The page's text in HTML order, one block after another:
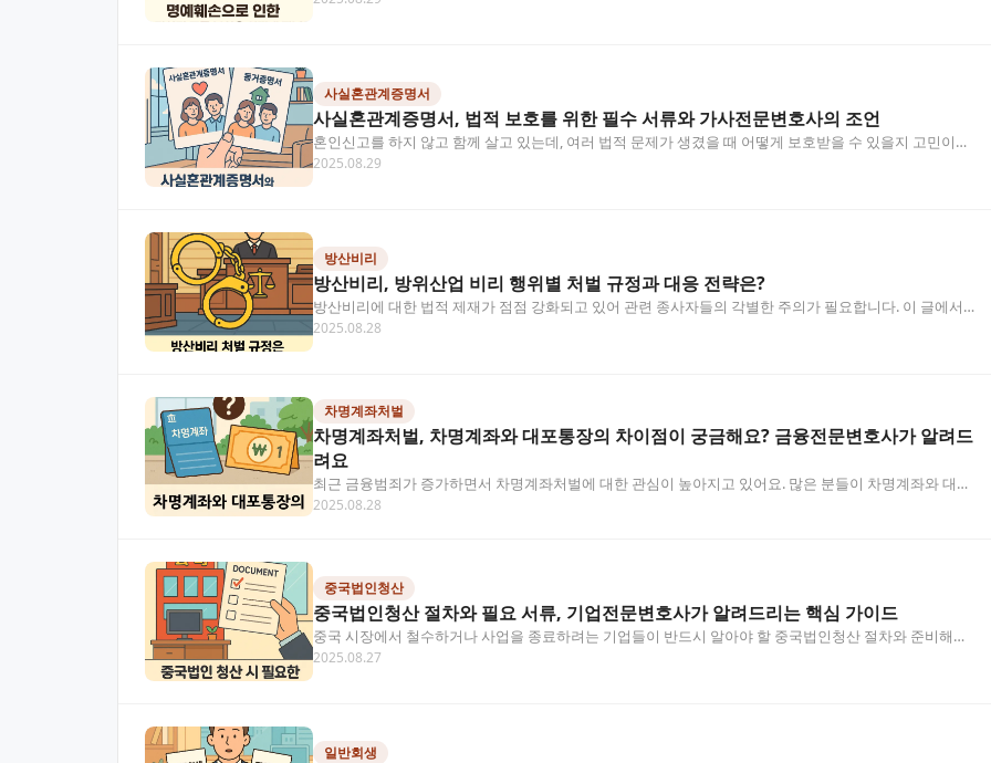
사실혼관계증명서
사실혼관계증명서, 법적 보호를 위한 필수 서류와 가사전문변호사의 조언
혼인신고를 하지 않고 함께 살고 있는데, 여러 법적 문제가 생겼을 때 어떻게 보호받을 수 있을지 고민이신
가요? 사실혼 관계에서는 사실혼관계증명서가 중요한 역할을 합니다. 이 글에서…
2025.08.29
방산비리
방산비리, 방위산업 비리 행위별 처벌 규정과 대응 전략은?
방산비리에 대한 법적 제재가 점점 강화되고 있어 관련 종사자들의 각별한 주의가 필요합니다. 이 글에서
는 방산비리의 유형과 처벌 규정, 그리고 군사재판변호사의 도움을 통한 효과적인…
2025.08.28
차명계좌처벌
차명계좌처벌, 차명계좌와 대포통장의 차이점이 궁금해요? 금융전문변호사가 알려드
려요
최근 금융범죄가 증가하면서 차명계좌처벌에 대한 관심이 높아지고 있어요. 많은 분들이 차명계좌와 대포
통장의 차이점을 정확히 구분하지 못하고 있는데, 이 두 가지는 처벌 수위와 법적…
2025.08.28
중국법인청산
중국법인청산 절차와 필요 서류, 기업전문변호사가 알려드리는 핵심 가이드
중국 시장에서 철수하거나 사업을 종료하려는 기업들이 반드시 알아야 할 중국법인청산 절차와 준비해야
할 서류들에 대해 알아봅니다. 법률적 위험을 최소화하고 체계적으로 진행할 수 있는…
2025.08.27
일반회생